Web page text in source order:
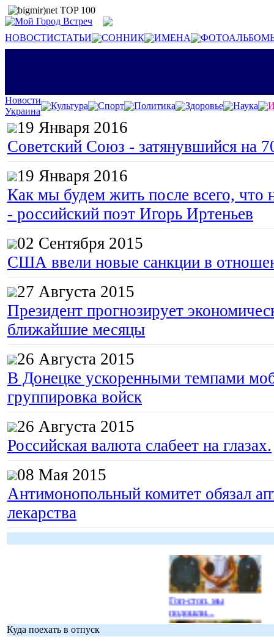
НОВОСТИСТАТЬИ СОННИК ИМЕНА
Новости
Украина
Культура Спорт Политика Здоровье Наука
19 Января 2016
Советский Союз - затянувшийся на
19 Января 2016
Как мы будем жить после всего, что
- российский поэт Игорь Иртеньев
02 Сентября 2015
США ввели новые санкции в
27 Августа 2015
Президент прогнозирует
ближайшие месяцы
26 Августа 2015
В Донецке ускоренными темпами
группировка войск
26 Августа 2015
Российская валюта слабеет на глазах.
08 Мая 2015
Антимонопольный комитет обязал
лекарства
Гоп-стоп, мы
подошли...
Куда поехать в отпуск